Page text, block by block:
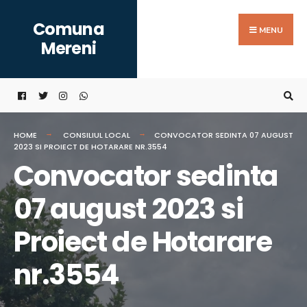
content
Comuna
Mereni
MENU
HOME CONSILIUL LOCAL
CONVOCATOR SEDINTA 07 AUGUST
2023 SI PROIECT DE HOTARARE NR.3554
Convocator sedinta
07 august 2023 si
Proiect de Hotarare
nr.3554
for: